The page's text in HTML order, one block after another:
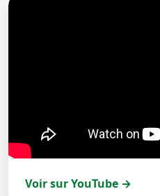
Voir sur YouTube →